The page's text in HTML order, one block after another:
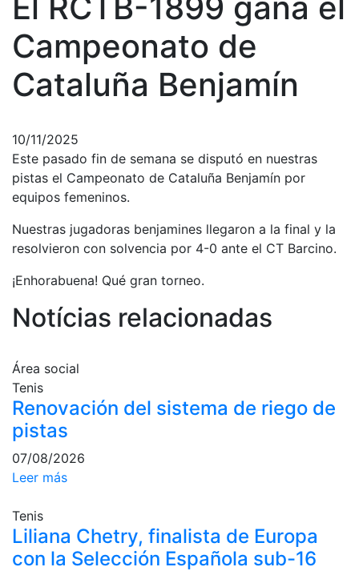
Historia
historia
Cronología
Presidentes
Organización
Junta
directiva
Comisiones
Estructura
ejecutiva
Fundación
Servicios
Preguntas
(FAQs)
Trabaja con
nosotros
Área deportiva
Escuela de
tenis
Campeonato de
Cataluña Benjamín
10/11/2025
Este pasado fin de semana se disputó en nuestras
pistas el Campeonato de Cataluña Benjamín por
equipos femeninos.
Nuestras jugadoras benjamines llegaron a la final y la
resolvieron con solvencia por 4-0 ante el CT Barcino.
¡Enhorabuena! Qué gran torneo.
Notícias relacionadas
Área social
Tenis
Renovación del sistema de riego de
pistas
07/08/2026
Leer más
Tenis
Liliana Chetry, finalista de Europa
con la Selección Española sub-16